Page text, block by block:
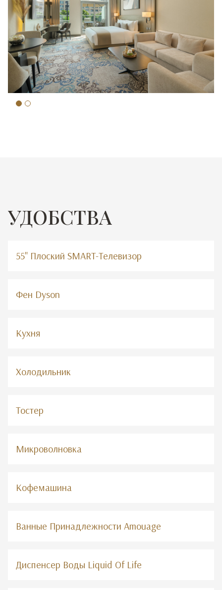
УДОБСТВА
55" Плоский SMART-Телевизор
Фен Dyson
Кухня
Холодильник
Тостер
Микроволновка
Кофемашина
Ванные Принадлежности Amouage
Диспенсер Воды Liquid Of Life